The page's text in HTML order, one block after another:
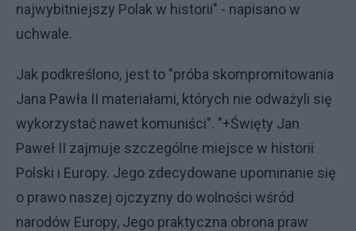
najwybitniejszy Polak w historii" - napisano w
uchwale.
Jak podkreślono, jest to "próba skompromitowania
Jana Pawła II materiałami, których nie odważyli się
wykorzystać nawet komuniści". "+Święty Jan
Paweł II zajmuje szczególne miejsce w historii
Polski i Europy. Jego zdecydowane upominanie się
o prawo naszej ojczyzny do wolności wśród
narodów Europy, Jego praktyczna obrona praw